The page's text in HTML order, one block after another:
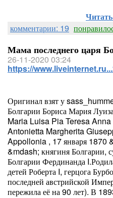
комментарии: 19
Мама последнего царя
26-11-2020 03:24
https://
Оригинал взят у
Болгарии Бориса Мария
Maria Luisa Pia Teresa
Antonietta Margherita
Appollonia , 17 января 1870
&mdash; княгиня Болгарии,
Болгарии Фердинанда
детей Роберта I, герцога
последней австрийской
пережила её на 90 лет). В